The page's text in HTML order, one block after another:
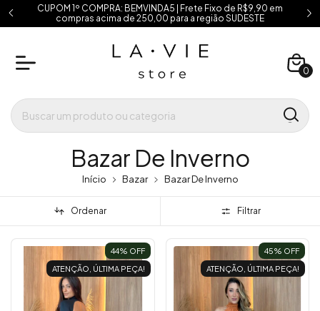
CUPOM 1º COMPRA: BEMVINDA5 | Frete Fixo de R$9,90 em
compras acima de 250,00 para a região SUDESTE
0
Bazar De Inverno
Início Bazar Bazar De Inverno
Ordenar Filtrar
44% OFF
ATENÇÃO, ÚLTIMA PEÇA!
45% OFF
ATENÇÃO, ÚLTIMA PEÇA!